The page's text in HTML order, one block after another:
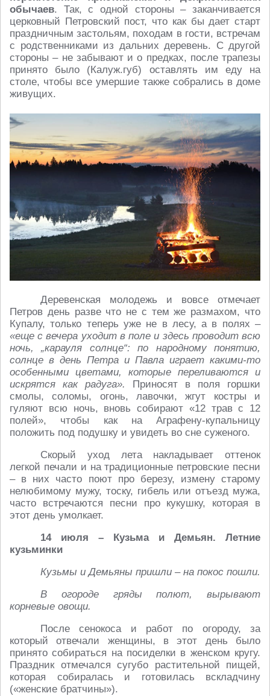
обычаев. Так, с одной стороны – заканчивается
церковный Петровский пост, что как бы дает старт
праздничным застольям, походам в гости, встречам
с родственниками из дальних деревень. С другой
стороны – не забывают и о предках, после трапезы
принято было (Калуж.губ) оставлять им еду на
столе, чтобы все умершие также собрались в доме
живущих.
Деревенская молодежь и вовсе отмечает
Петров день разве что не с тем же размахом, что
Купалу, только теперь уже не в лесу, а в полях –
«еще с вечера уходит в поле и здесь проводит всю
ночь, „карауля солнце“: по народному понятию,
солнце в день Петра и Павла играет какими-то
особенными цветами, которые переливаются и
искрятся как радуга».
Приносят в поля горшки
смолы, соломы, огонь, лавочки, жгут костры и
гуляют всю ночь, вновь собирают «12 трав с 12
полей», чтобы как на Аграфену-купальницу
положить под подушку и увидеть во сне суженого.
Скорый уход лета накладывает оттенок
легкой печали и на традиционные петровские песни
– в них часто поют про березу, измену старому
нелюбимому мужу, тоску, гибель или отъезд мужа,
часто встречаются песни про кукушку, которая в
этот день умолкает.
14 июля – Кузьма и Демьян. Летние
кузьминки
Кузьмы и Демьяны пришли – на покос пошли.
В огороде гряды полют, вырывают
корневые овощи.
После сенокоса и работ по огороду, за
который отвечали женщины, в этот день было
принято собираться на посиделки в женском кругу.
Праздник отмечался сугубо растительной пищей,
которая собиралась и готовилась вскладчину
(«женские братчины»).